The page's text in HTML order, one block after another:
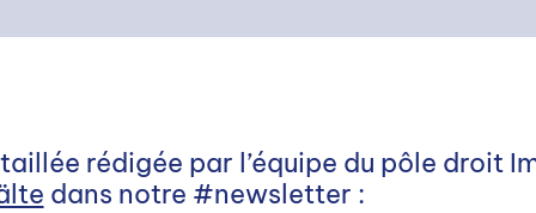
rédigée par l’équipe du pôle droit
dans notre #newsletter :